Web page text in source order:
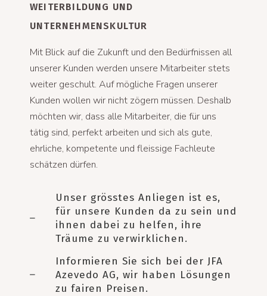
WEITERBILDUNG UND
UNTERNEHMENSKULTUR
Mit Blick auf die Zukunft und den Bedürfnissen all
unserer Kunden werden unsere Mitarbeiter stets
weiter geschult. Auf mögliche Fragen unserer
Kunden wollen wir nicht zögern müssen. Deshalb
möchten wir, dass alle Mitarbeiter, die für uns
tätig sind, perfekt arbeiten und sich als gute,
ehrliche, kompetente und fleissige Fachleute
schätzen dürfen.
Unser grösstes Anliegen ist es,
für unsere Kunden da zu sein und
ihnen dabei zu helfen, ihre
Träume zu verwirklichen.
Informieren Sie sich bei der JFA
Azevedo AG, wir haben Lösungen
zu fairen Preisen.